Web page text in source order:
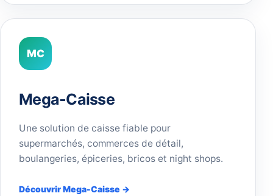
MC
Mega-Caisse
Une solution de caisse fiable pour
supermarchés, commerces de détail,
boulangeries, épiceries, bricos et night shops.
Découvrir Mega-Caisse →